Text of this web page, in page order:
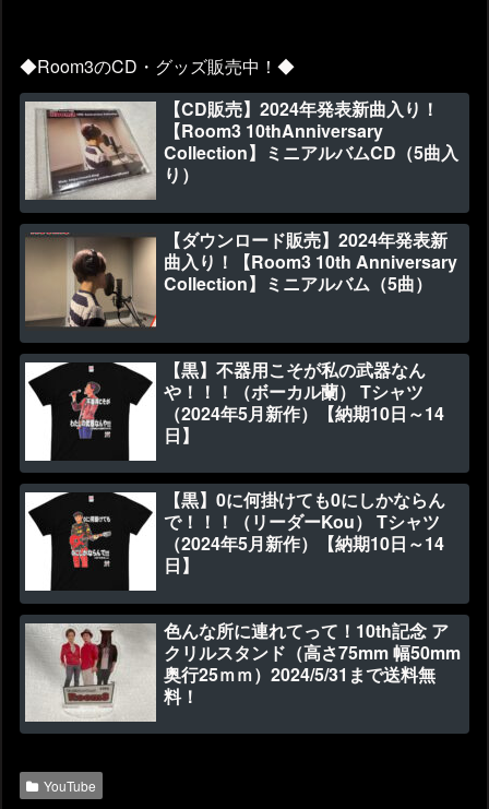
◆Room3のCD・グッズ販売中！◆
【CD販売】2024年発表新曲入り！
【Room3 10thAnniversary
Collection】ミニアルバムCD（5曲入
り）
【ダウンロード販売】2024年発表新
曲入り！【Room3 10th Anniversary
Collection】ミニアルバム（5曲）
【黒】不器用こそが私の武器なん
や！！！（ボーカル蘭） Tシャツ
（2024年5月新作）【納期10日～14
日】
【黒】0に何掛けても0にしかならん
で！！！（リーダーKou） Tシャツ
（2024年5月新作）【納期10日～14
日】
色んな所に連れてって！10th記念 ア
クリルスタンド（高さ75mm 幅50mm
奥行25ｍｍ）2024/5/31まで送料無
料！
YouTube